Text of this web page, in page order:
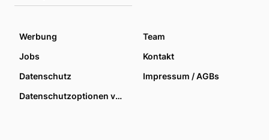
Werbung
Team
Jobs
Kontakt
Datenschutz
Impressum / AGBs
Datenschutzoptionen verwalten